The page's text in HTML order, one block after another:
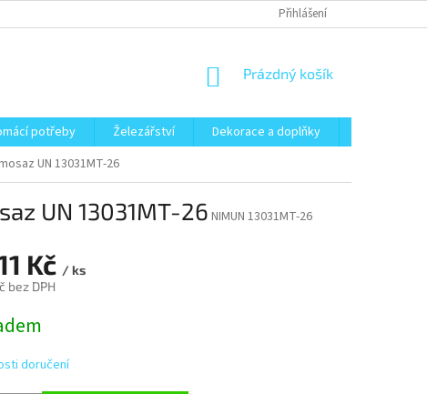
Přihlášení
NÁKUPNÍ
Prázdný košík
potřeby Železářství Dekorace a doplňky
UN 13031MT-26
UN 13031MT-26 NIMUN 13031MT-26
Kč / ks
bez DPH
doručení